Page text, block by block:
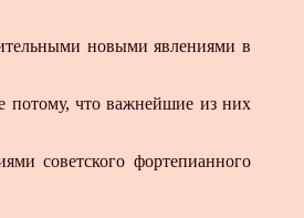
новыми явлениями в
потому, что важнейшие из них
советского фортепианного